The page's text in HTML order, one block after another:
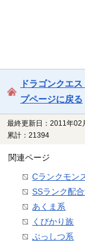
ドラゴンクエ
プページに戻る
最終更新日：2011年02
累計：21394
関連ページ
Cランクモン
SSランク配
あくま系
くびかり族
ぶっしつ系